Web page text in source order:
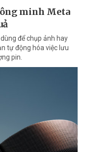
minh Meta
để chụp ảnh hay
tự động hóa việc lưu
pin.